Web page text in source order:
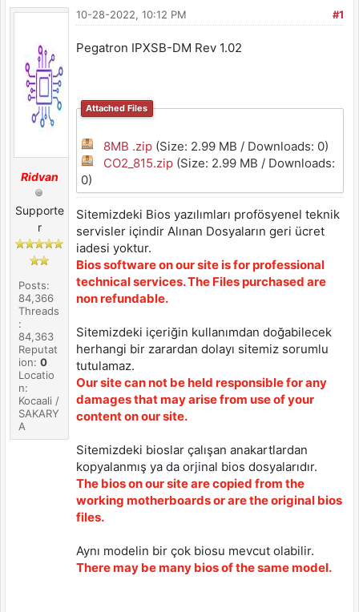
Ridvan
Supporte
r
Posts:
84,366
Threads
:
84,363
Reputat
ion:0
Locatio
n:
Kocaali /
SAKARY
A
#1
10-28-2022, 10:12 PM
Pegatron IPXSB-DM Rev 1.02
Attached Files
8MB .zip(Size: 2.99 MB / Downloads: 0)
CO2_815.zip(Size: 2.99 MB / Downloads:
0)
Sitemizdeki Bios yazılımları profösyenel teknik
servisler içindir Alınan Dosyaların geri ücret
iadesi yoktur.
Bios software on our site is for professional
technical services. The Files purchased are
non refundable.
Sitemizdeki içeriğin kullanımdan doğabilecek
herhangi bir zarardan dolayı sitemiz sorumlu
tutulamaz.
Our site can not be held responsible for any
damages that may arise from use of your
content on our site.
Sitemizdeki bioslar çalışan anakartlardan
kopyalanmış ya da orjinal bios dosyalarıdır.
The bios on our site are copied from the
working motherboards or are the original bios
files.
Aynı modelin bir çok biosu mevcut olabilir.
There may be many bios of the same model.